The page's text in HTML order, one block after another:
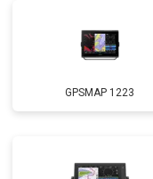
GPSMAP 1223